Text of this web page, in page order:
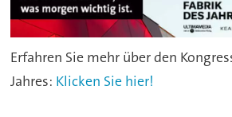
Erfahren Sie mehr über den
Jahres: Klicken Sie hier!